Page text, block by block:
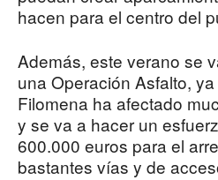
hacen para el centro del
Además, este verano se
una Operación Asfalto,
Filomena ha afectado
y se va a hacer un
600.000 euros para el
bastantes vías y de